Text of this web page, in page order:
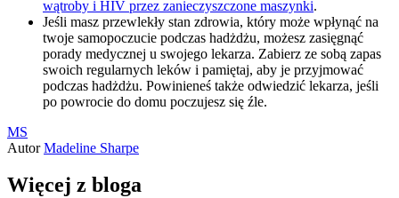
wątroby i HIV przez zanieczyszczone maszynki.
Jeśli masz przewlekły stan zdrowia, który może wpłynąć na
twoje samopoczucie podczas hadżdżu, możesz zasięgnąć
porady medycznej u swojego lekarza. Zabierz ze sobą zapas
swoich regularnych leków i pamiętaj, aby je przyjmować
podczas hadżdżu. Powinieneś także odwiedzić lekarza, jeśli
po powrocie do domu poczujesz się źle.
MS
Autor Madeline Sharpe
Więcej z bloga